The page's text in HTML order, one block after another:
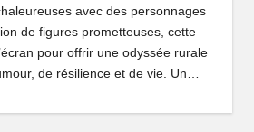
avec des personnages
de figures prometteuses, cette
pour offrir une odyssée rurale
de résilience et de vie. Un…